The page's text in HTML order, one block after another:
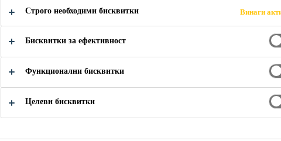
увеличаване на напречните сечения на бетонни
анкериране. Съгласно инструкциите, консистенцията на разтвора може да се променя чрез
промяна на количеството на направната вода.
Прочети повече +
Не водоотделя и не сегрегира.
Консистенция на самоуплътняващ се бетон
Строго необходими бисквитки Винаги
Бисквитки за ефективност
Функционални бисквитки
Целеви бисквитки